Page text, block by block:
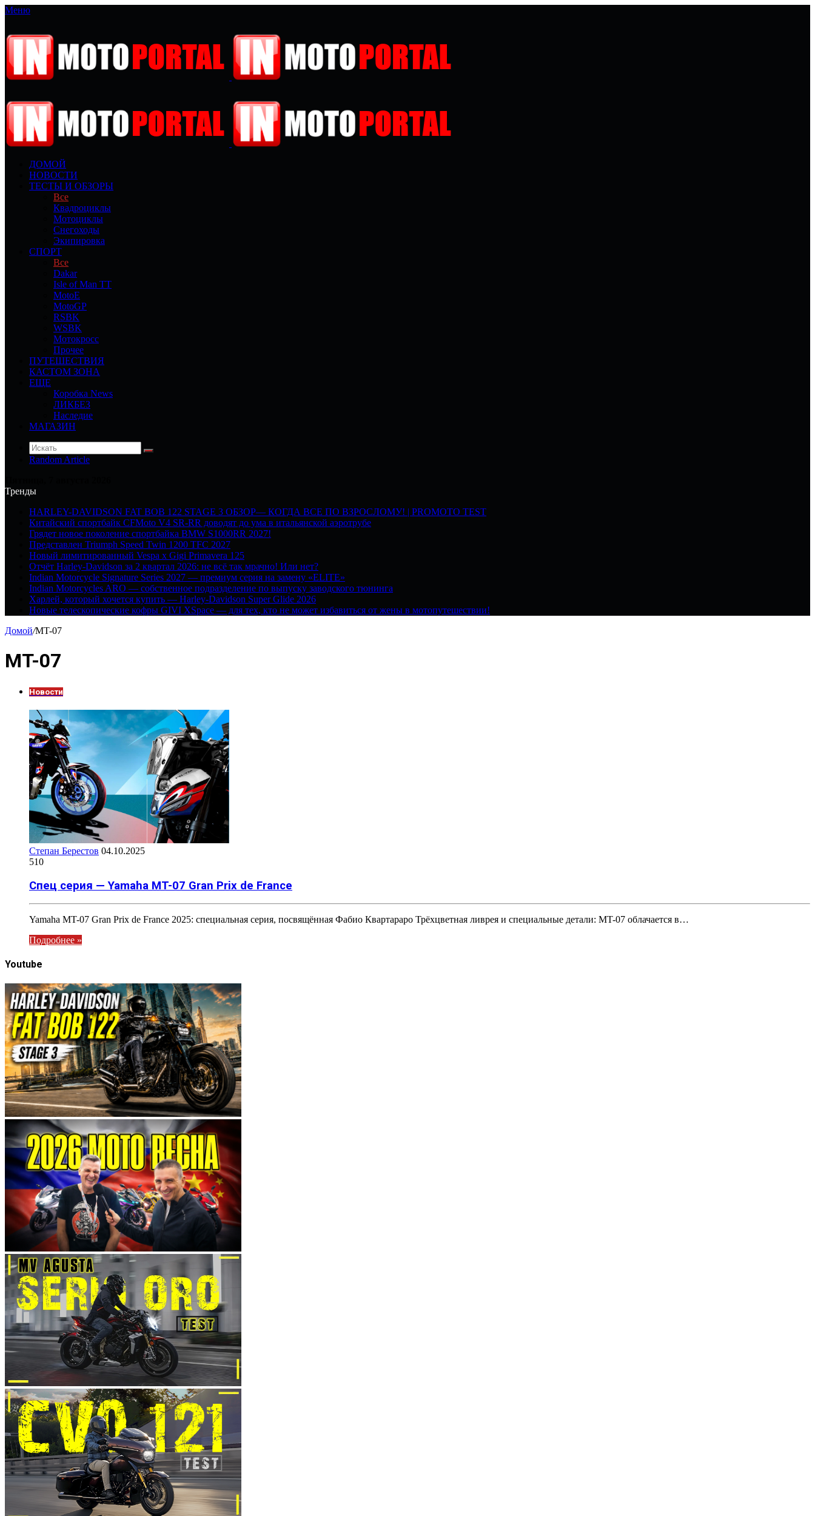
Меню
ДОМОЙ
НОВОСТИ
ТЕСТЫ И ОБЗОРЫ
Все
Квадроциклы
Мотоциклы
Снегоходы
Экипировка
СПОРТ
Все
Dakar
Isle of Man TT
MotoE
MotoGP
RSBK
WSBK
Мотокросс
Прочее
ПУТЕШЕСТВИЯ
КАСТОМ ЗОНА
ЕЩЕ
Коробка News
ЛИКБЕЗ
Наследие
МАГАЗИН
Random Article
Тренды
HARLEY-DAVIDSON FAT BOB 122 STAGE 3 ОБЗОР— КОГДА ВСЕ ПО ВЗРОСЛОМУ! | PROMOTO TEST
Китайский спортбайк CFMoto V4 SR-RR доводят до ума в итальянской аэротрубе
Грядет новое поколение спортбайка BMW S1000RR 2027!
Представлен Triumph Speed Twin 1200 TFC 2027
Новый лимитированный Vespa x Gigi Primavera 125
Отчёт Harley-Davidson за 2 квартал 2026: не всё так мрачно! Или нет?
Indian Motorcycle Signature Series 2027 — премиум серия на замену «ELITE»
Indian Motorcycles ARO — собственное подразделение по выпуску заводского тюнинга
Харлей, который хочется купить — Harley-Davidson Super Glide 2026
Новые телескопические кофры GIVI XSpace — для тех, кто не может избавиться от жены в мотопутешествии!
Домой/MT-07
MT-07
Новости
Степан Берестов 04.10.2025
510
Спец серия — Yamaha MT-07 Gran Prix de France
Yamaha MT-07 Gran Prix de France 2025: специальная серия, посвящённая Фабио Квартараро Трёхцветная ливрея и специальные детали: MT-07 облачается в…
Подробнее »
Youtube